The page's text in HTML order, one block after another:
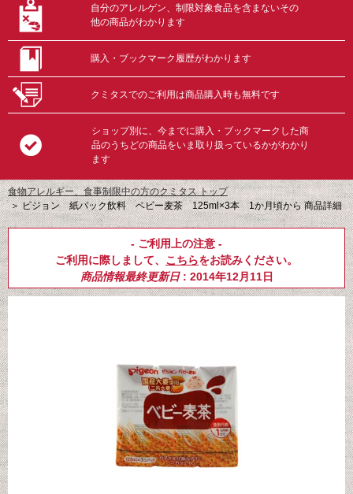
自分のアレルゲン、制限対象食品を含まないその
他の商品がわかります
購入・ブックマーク履歴がわかります
クミタスでのご利用は商品購入時も無料です
ショップ別に、今までに購入・ブックマークした商
品のうちどの商品をいま取り扱っているかがわかり
ます
食物アレルギー、食事制限中の方のクミタス トップ
＞ピジョン 紙パック飲料 ベビー麦茶 125ml×3本 1か月頃から 商品詳細
- ご利用上の注意 -
ご利用に際しまして、 こちらをお読みください。
商品情報最終更新日: 2014年12月11日